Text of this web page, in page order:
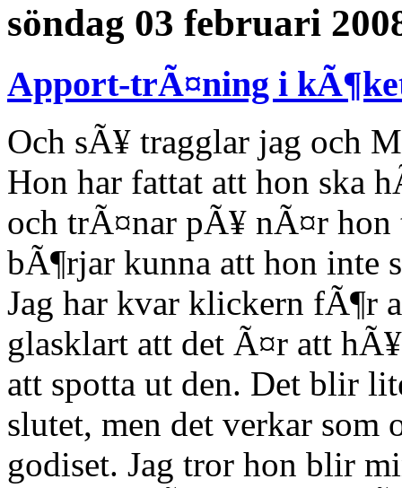
söndag 03 februari
Apport-trÃ¤ning i
Och sÃ¥ tragglar jag och
Hon har fattat att hon ska
och trÃ¤nar pÃ¥ nÃ¤r hon
bÃ¶rjar kunna att hon inte
Jag har kvar klickern fÃ¶r
glasklart att det Ã¤r att
att spotta ut den. Det blir
slutet, men det verkar
godiset. Jag tror hon blir